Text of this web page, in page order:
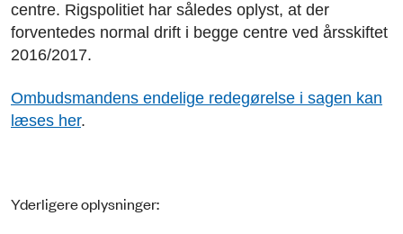
centre. Rigspolitiet har således oplyst, at der
forventedes normal drift i begge centre ved årsskiftet
2016/2017.
Ombudsmandens endelige redegørelse i sagen kan
læses her.
Yderligere oplysninger: